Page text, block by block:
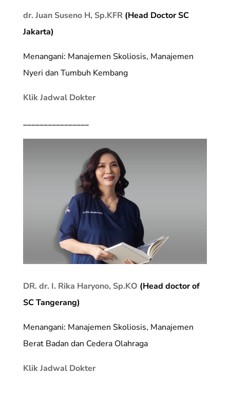
dr. Juan Suseno H, Sp.KFR(Head Doctor SC
Jakarta)
Menangani: Manajemen Skoliosis, Manajemen
Nyeri dan Tumbuh Kembang
Klik Jadwal Dokter
________________
DR. dr. I. Rika Haryono, Sp.KO (Head doctor of
SC Tangerang)
Menangani: Manajemen Skoliosis, Manajemen
Berat Badan dan Cedera Olahraga
Klik Jadwal Dokter